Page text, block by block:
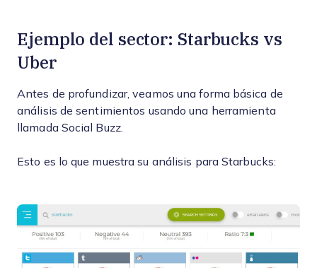
Ejemplo del sector: Starbucks vs
Uber
Antes de profundizar, veamos una forma básica de
análisis de sentimientos usando una herramienta
llamada Social Buzz.
Esto es lo que muestra su análisis para Starbucks: